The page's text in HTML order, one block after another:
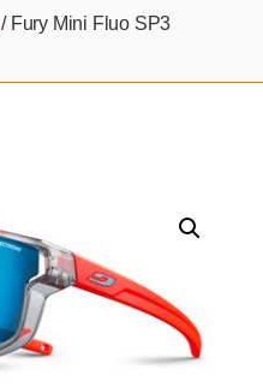
/ Fury Mini Fluo SP3